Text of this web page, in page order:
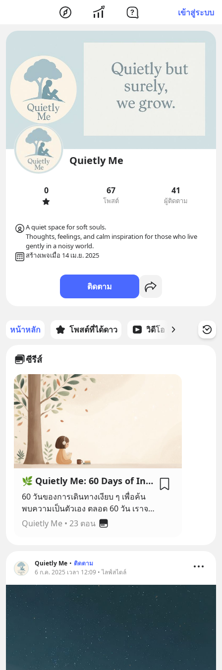
เข้าสู่ระบบ
Quietly Me
0 67
โพสต์
41
ผู้ติดตาม
A quiet space for soft souls.
Thoughts, feelings, and calm inspiration for those who live
gently in a noisy world.
สร้างเพจเมื่อ 14 เม.ย. 2025
ติดตาม
หน้าหลัก โพสต์ที่ได้ดาว วิดีโอ พอดแ
ซีรีส์
🌿 Quietly Me: 60 Days of Introvert Discovery
60 วันของการเดินทางเงียบ ๆ เพื่อค้น
พบความเป็นตัวเอง ตลอด 60 วัน เราจะ
ค่อย ๆ พาใจกลับบ้าน เริ่มจากการ
สร้างความสัมพันธ์ และเติบโตอย่าง
ในแบบเงียบ ๆ...เหมือนที่เป็นอยู่เสมอมา
#QuietlyMe #60DaysWithMe #พลัง
เงียบ #พื้นที่ปลอดภัยในใจ
Quietly Me • 23 ตอน
Quietly Me • ติดตาม
6 ก.ค. 2025 เวลา 12:09 • ไลฟ์สไตล์